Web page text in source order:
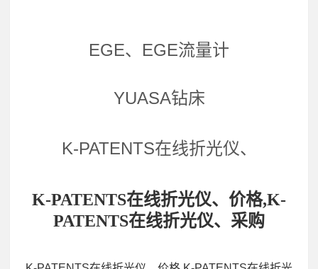
EGE、EGE流量计
YUASA钻床
K-PATENTS在线折光仪、
K-PATENTS在线折光仪、价格,K-
PATENTS在线折光仪、采购